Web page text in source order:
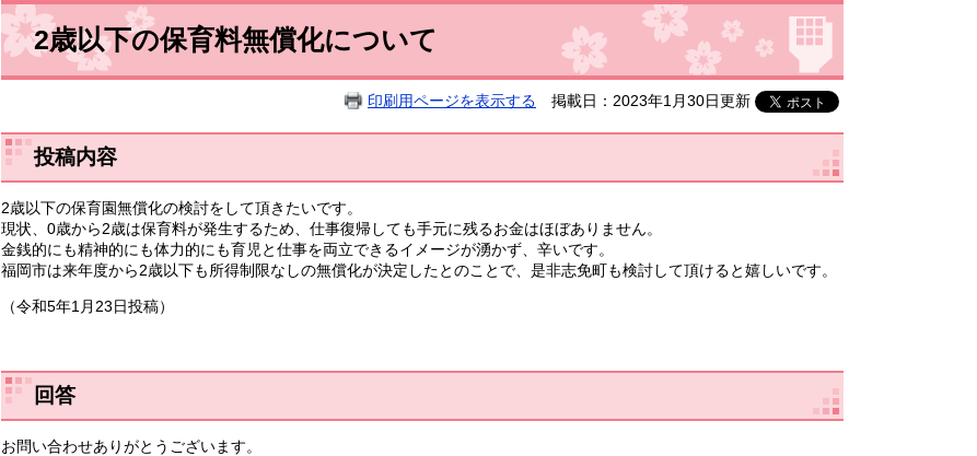
2歳以下の保育料無償化について
印刷用ページを表示する 掲載日：2023年1月30日更新
投稿内容
2歳以下の保育園無償化の検討をして頂きたいです。
現状、0歳から2歳は保育料が発生するため、仕事復帰しても手元に残るお金はほぼありません。
金銭的にも精神的にも体力的にも育児と仕事を両立できるイメージが湧かず、辛いです。
福岡市は来年度から2歳以下も所得制限なしの無償化が決定したとのことで、是非志免町も検討して頂けると嬉しいです。
（令和5年1月23日投稿）
回答
お問い合わせありがとうございます。